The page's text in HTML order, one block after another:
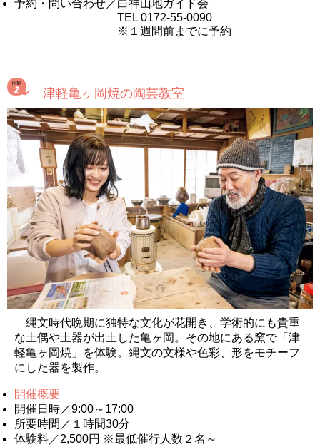
予約・問い合わせ／白神山地ガイド会
TEL 0172-55-0090
※１週間前までに予約
津軽亀ヶ岡焼の陶芸教室
縄文時代晩期に独特な文化が花開き、学術的にも貴重
な土偶や土器が出土した亀ヶ岡。その地にある窯で「津
軽亀ヶ岡焼」を体験。縄文の文様や色彩、形をモチーフ
にした器を製作。
開催概要
開催日時／9:00～17:00
所要時間／１時間30分
体験料／2,500円 ※最低催行人数２名～